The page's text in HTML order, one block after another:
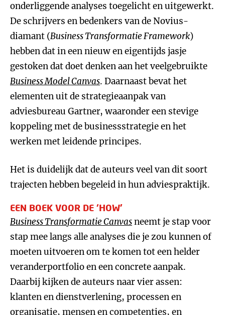
onderliggende analyses toegelicht en uitgewerkt.
De schrijvers en bedenkers van de Novius-
diamant (Business Transformatie Framework)
hebben dat in een nieuw en eigentijds jasje
gestoken dat doet denken aan het veelgebruikte
Business Model Canvas. Daarnaast bevat het
elementen uit de strategieaanpak van
adviesbureau Gartner, waaronder een stevige
koppeling met de businessstrategie en het
werken met leidende principes.
Het is duidelijk dat de auteurs veel van dit soort
trajecten hebben begeleid in hun adviespraktijk.
EEN BOEK VOOR DE ‘HOW’
Business Transformatie Canvasneemt je stap voor
stap mee langs alle analyses die je zou kunnen of
moeten uitvoeren om te komen tot een helder
veranderportfolio en een concrete aanpak.
Daarbij kijken de auteurs naar vier assen:
klanten en dienstverlening, processen en
organisatie, mensen en competenties, en